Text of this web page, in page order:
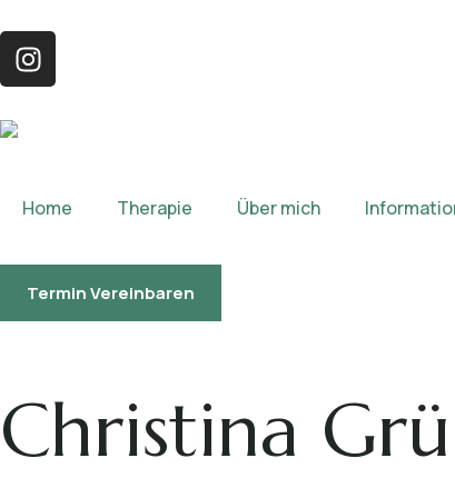
Home Therapie Über mich
Termin Vereinbaren
Christina